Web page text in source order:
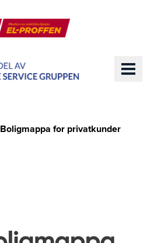
Boligmappa for privatkunder